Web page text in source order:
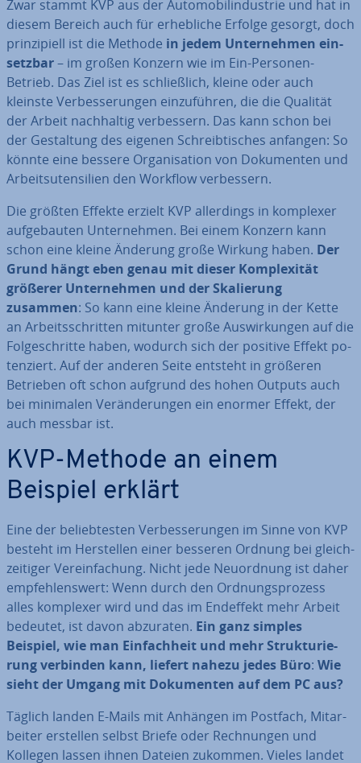
Zwar stammt KVP aus der Au­to­mo­bil­in­dus­trie und hat in
diesem Bereich auch für er­heb­li­che Erfolge gesorgt, doch
prin­zi­pi­ell ist die Methode in jedem Un­ter­neh­men ein­
setz­bar– im großen Konzern wie im Ein-Personen-
Betrieb. Das Ziel ist es schließ­lich, kleine oder auch
kleinste Ver­bes­se­run­gen ein­zu­füh­ren, die die Qualität
der Arbeit nach­hal­tig ver­bes­sern. Das kann schon bei
der Ge­stal­tung des eigenen Schreib­ti­sches anfangen: So
könnte eine bessere Or­ga­ni­sa­ti­on von Do­ku­men­ten und
Ar­beits­uten­si­li­en den Workflow ver­bes­sern.
Die größten Effekte erzielt KVP al­ler­dings in komplexer
auf­ge­bau­ten Un­ter­neh­men. Bei einem Konzern kann
schon eine kleine Änderung große Wirkung haben. Der
Grund hängt eben genau mit dieser Kom­ple­xi­tät
größerer Un­ter­neh­men und der Ska­lie­rung
zusammen: So kann eine kleine Änderung in der Kette
an Ar­beits­schrit­ten mitunter große Aus­wir­kun­gen auf die
Fol­ge­schrit­te haben, wodurch sich der positive Effekt po­
ten­ziert. Auf der anderen Seite entsteht in größeren
Betrieben oft schon aufgrund des hohen Outputs auch
bei minimalen Ver­än­de­run­gen ein enormer Effekt, der
auch messbar ist.
KVP-Methode an einem
Beispiel erklärt
Eine der be­lieb­tes­ten Ver­bes­se­run­gen im Sinne von KVP
besteht im Her­stel­len einer besseren Ordnung bei gleich­
zei­ti­ger Ver­ein­fa­chung. Nicht jede Neu­ord­nung ist daher
emp­feh­lens­wert: Wenn durch den Ord­nungs­pro­zess
alles komplexer wird und das im Endeffekt mehr Arbeit
bedeutet, ist davon abzuraten. Ein ganz simples
Beispiel, wie man Ein­fach­heit und mehr Struk­tu­rie­
rung verbinden kann, liefert nahezu jedes Büro: Wie
sieht der Umgang mit Do­ku­men­ten auf dem PC aus?
Täglich landen E-Mails mit Anhängen im Postfach, Mit­ar­
bei­ter erstellen selbst Briefe oder Rech­nun­gen und
Kollegen lassen ihnen Dateien zukommen. Vieles landet